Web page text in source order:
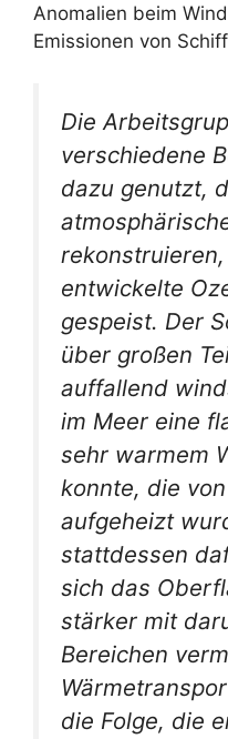
Anomalien beim
Emissionen von
Die
verschiedene
dazu genutzt,
entwickelte
gespeist. Der
über großen
auffallend
im Meer eine
sehr warmem
konnte, die
aufgeheizt
stattdessen
sich das
stärker mit
Bereichen
die Folge, die